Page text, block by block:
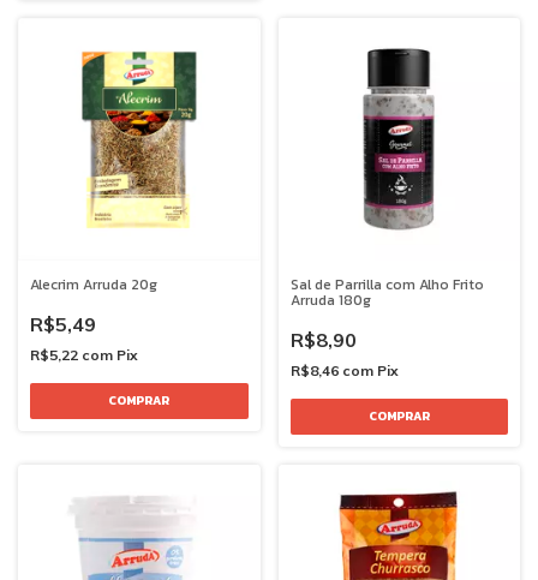
Alecrim Arruda 20g
R$5,49
R$5,22 com Pix
Sal de Parrilla com Alho Frito
Arruda 180g
R$8,90
R$8,46 com Pix